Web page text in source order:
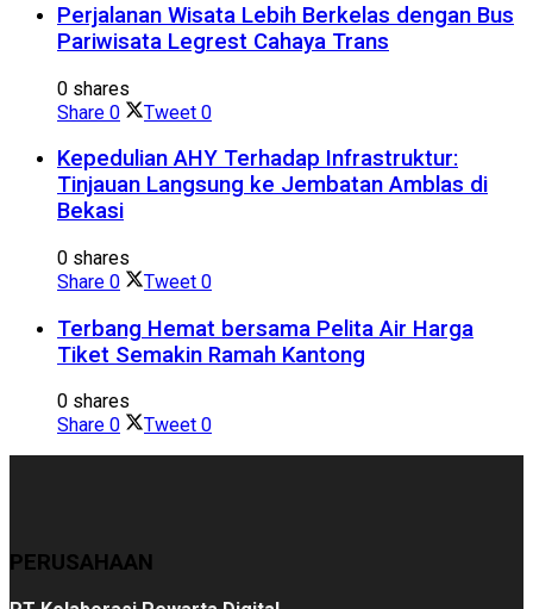
Perjalanan Wisata Lebih Berkelas dengan Bus
Pariwisata Legrest Cahaya Trans
0 shares
Share 0 Tweet 0
Kepedulian AHY Terhadap Infrastruktur:
Tinjauan Langsung ke Jembatan Amblas di
Bekasi
0 shares
Share 0 Tweet 0
Terbang Hemat bersama Pelita Air Harga
Tiket Semakin Ramah Kantong
0 shares
Share 0 Tweet 0
PERUSAHAAN